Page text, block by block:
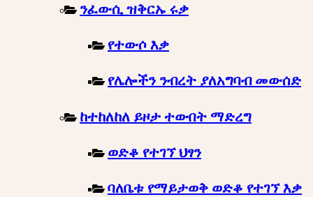
ንፈውሲ ዝቅርኡ ሩቃ
የተውሶ እቃ
የሌሎችን ንብረት ያለአግባብ መውሰድ
ከተከለከለ ይዞታ ተውበት ማድረግ
ወድቆ የተገኘ ህፃን
ባለቤቱ የማይታወቅ ወድቆ የተገኘ እቃ